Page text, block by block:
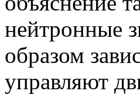
нейтронные
образом
управляют